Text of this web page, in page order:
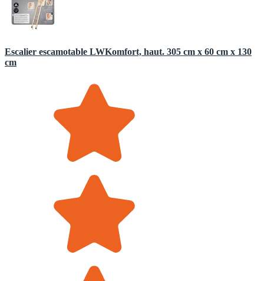
Escalier escamotable LWKomfort, haut. 305 cm x 60 cm x 130
cm